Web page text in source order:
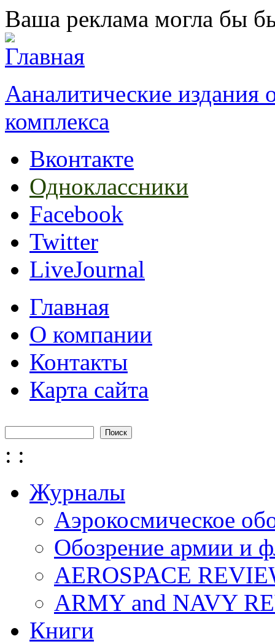
Перейти к основному содержанию
Ваша реклама могла бы
Ааналитические
комплекса
Вконтакте
Одноклассники
Facebook
Twitter
LiveJournal
Главная
О компании
Контакты
Карта сайта
Форма поиска
: :
Журналы
Аэрокосмическое
Обозрение армии и
AEROSPACE
ARMY and NAVY
Книги